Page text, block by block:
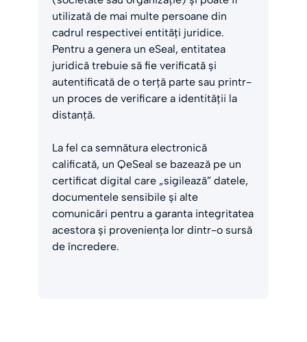
utilizată de mai multe persoane din
cadrul respectivei entități juridice.
Pentru a genera un eSeal, entitatea
juridică trebuie să fie verificată și
autentificată de o terță parte sau printr-
un proces de verificare a identității la
distanță.
La fel ca semnătura electronică
calificată, un QeSeal se bazează pe un
certificat digital care „sigilează” datele,
documentele sensibile și alte
comunicări pentru a garanta integritatea
acestora și proveniența lor dintr-o sursă
de încredere.